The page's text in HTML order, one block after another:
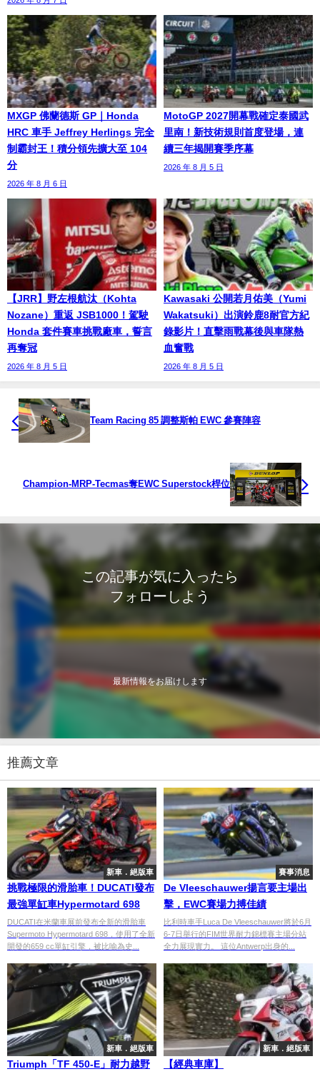
MXGP 佛蘭德斯 GP｜Honda
HRC 車手 Jeffrey Herlings 完全
制霸封王！積分領先擴大至 104
分
2026 年 8 月 6 日
MotoGP 2027開幕戰確定泰國武
里南！新技術規則首度登場，連
續三年揭開賽季序幕
2026 年 8 月 5 日
【JRR】野左根航汰（Kohta
Nozane）重返 JSB1000！駕駛
Honda 套件賽車挑戰廠車，誓言
再奪冠
2026 年 8 月 5 日
Kawasaki 公開若月佑美（Yumi
Wakatsuki）出演鈴鹿8耐官方紀
錄影片！直擊雨戰幕後與車隊熱
血奮戰
2026 年 8 月 5 日
Team Racing 85 調整斯帕 EWC 參賽陣容
Champion-MRP-Tecmas奪EWC Superstock桿位
この記事が気に入ったら
フォローしよう
最新情報をお届けします
推薦文章
新車．絕版車
挑戰極限的滑胎車！DUCATI發布
最強單缸車Hypermotard 698
DUCATI在米蘭車展前發布全新的滑胎車
Supermoto Hypermotard 698，使用了全新
開發的659 cc單缸引擎，被比喻為史...
賽事消息
De Vleeschauwer揚言要主場出
擊，EWC賽場力搏佳績
比利時車手Luca De Vleeschauwer將於6月
6-7日舉行的FIM世界耐力錦標賽主場分站
全力展現實力。 這位Antwerp出身的...
新車．絕版車
Triumph「TF 450-E」耐力越野
新車．絕版車
【經典車庫】